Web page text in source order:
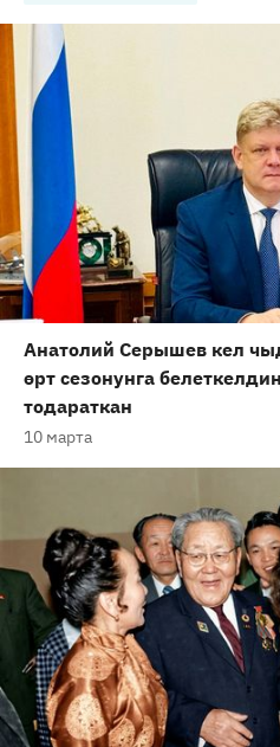
Анатолий Серышев кел
өрт сезонунга
тодараткан
10 марта